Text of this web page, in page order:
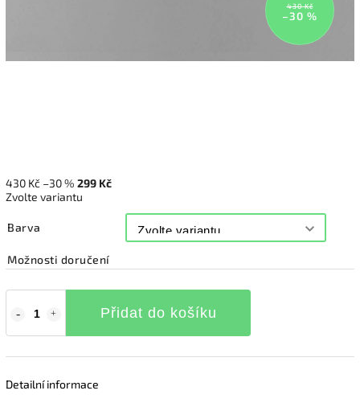
430 Kč
–30 %
430 Kč –30 % 299 Kč
Zvolte variantu
Barva
Možnosti doručení
Přidat do košíku
Detailní informace